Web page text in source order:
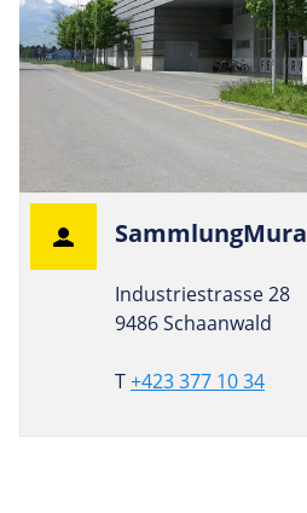
Samm­lung­Mura
Industriestrasse 28
9486 Schaanwald
T+423 377 10 34